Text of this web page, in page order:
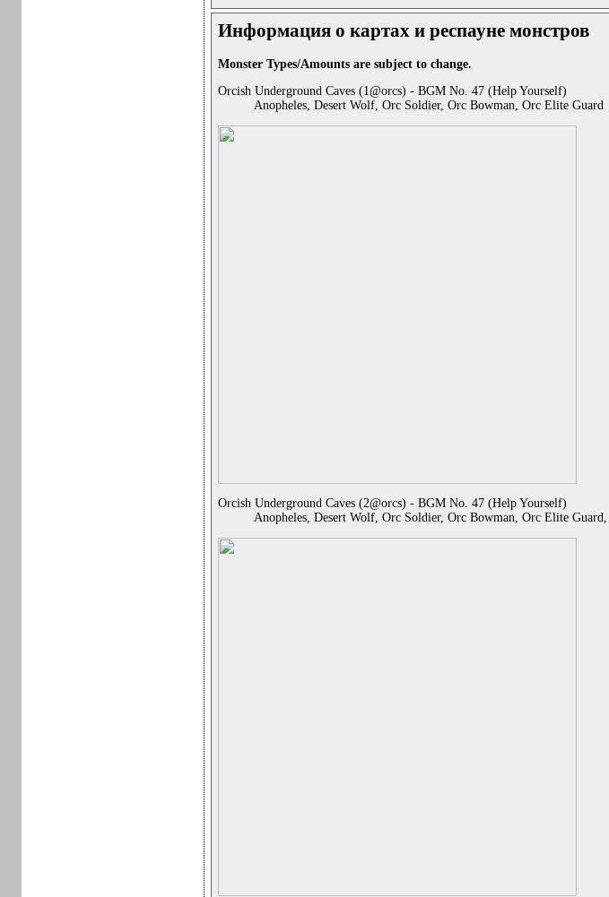
Информация о картах и респауне монстров
Monster Types/Amounts are subject to change.
Orcish Underground Caves (1@orcs) - BGM No. 47 (Help Yourself)
Anopheles, Desert Wolf, Orc Soldier, Orc Bowman, Orc Elite Guard
Orcish Underground Caves (2@orcs) - BGM No. 47 (Help Yourself)
Anopheles, Desert Wolf, Orc Soldier, Orc Bowman, Orc Elite Guard,